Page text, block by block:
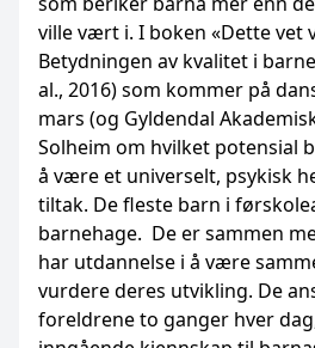
ville vært i. I boken «Dette vet
Betydningen av kvalitet i
al., 2016) som kommer på
mars (og Gyldendal
Solheim om hvilket potensial
å være et universelt, psykisk
tiltak. De fleste barn i
barnehage. De er sammen
har utdannelse i å være
vurdere deres utvikling. De
foreldrene to ganger hver